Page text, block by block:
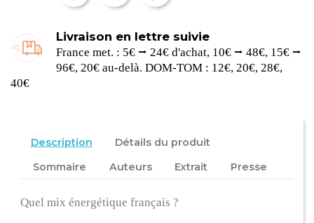
Livraison en lettre suivie
France met. : 5€ ⭢ 24€ d'achat, 10€ ⭢ 48€, 15€ ⭢
96€, 20€ au-delà. DOM-TOM : 12€, 20€, 28€,
40€
Description
Détails du produit
Sommaire
Auteurs Extrait Presse
Quel mix énergétique français ?